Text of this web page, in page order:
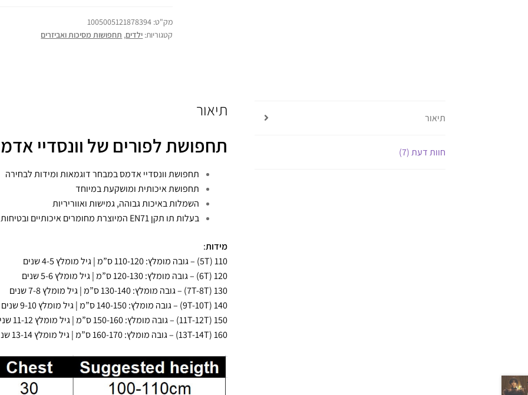
מק"ט: 1005005121878394
קטגוריות: ילדים, תחפושות מסיכות ואביזרים
תיאור
חוות דעת (7)
תיאור
תחפושת לפורים של וונסדיי
תחפושת וונסדיי אדמס במבחר דוגמאות ומידות לבחירה
תחפושת איכותית ומושקעת במיוחד
השמלות באיכות גבוהה, גמישות ואווריריות
בעלות תו תקן EN71 המיוצרת מחומרים איכותיים ובטיחותיים באיכות הגבוהה ביותר
מידות:
110 (5T) – גובה מומלץ: 110-120 ס”מ | גיל מומלץ 4-5 שנים
120 (6T) – גובה מומלץ: 120-130 ס”מ | גיל מומלץ 5-6 שנים
130 (7T-8T) – גובה מומלץ: 130-140 ס”מ | גיל מומלץ 7-8 שנים
140 (9T-10T) – גובה מומלץ: 140-150 ס”מ | גיל מומלץ 9-10 שנים
150 (11T-12T) – גובה מומלץ: 150-160 ס”מ | גיל מומלץ 11-12 שנים
160 (13T-14T) – גובה מומלץ: 160-170 ס”מ | גיל מומלץ 13-14 שנים